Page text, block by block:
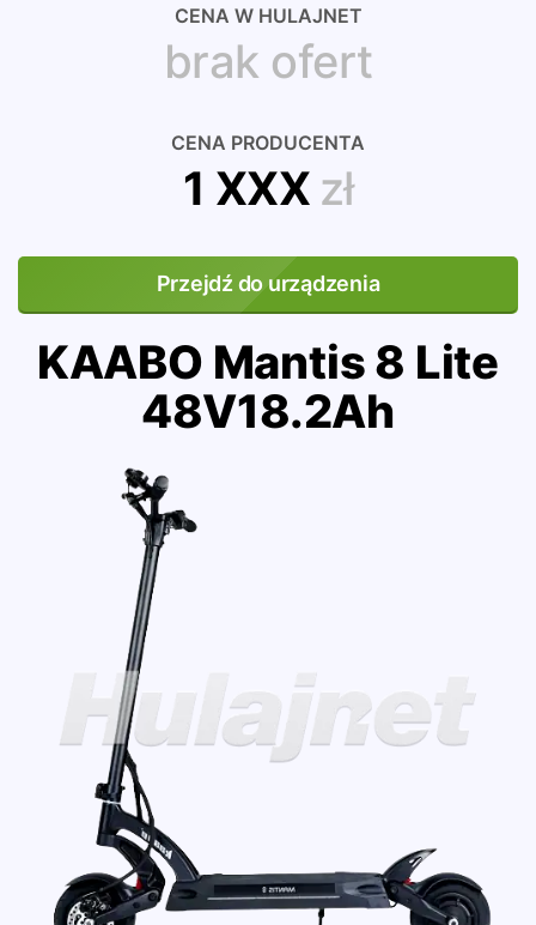
CENA W HULAJNET
brak ofert
CENA PRODUCENTA
1 XXX zł
Przejdź do urządzenia
KAABO Mantis 8 Lite
48V18.2Ah